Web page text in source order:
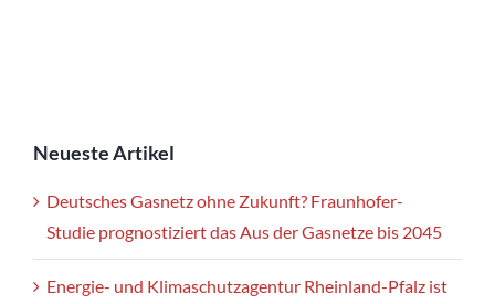
Neueste Artikel
Deutsches Gasnetz ohne Zukunft? Fraunhofer-
Studie prognostiziert das Aus der Gasnetze bis 2045
Energie- und Klimaschutzagentur Rheinland-Pfalz ist